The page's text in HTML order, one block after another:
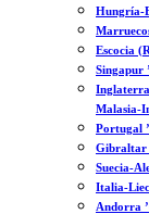
Hungría-
Escocia
Singapur
Malasia-
Portugal
Gibraltar
Suecia-
Italia-
Andorra